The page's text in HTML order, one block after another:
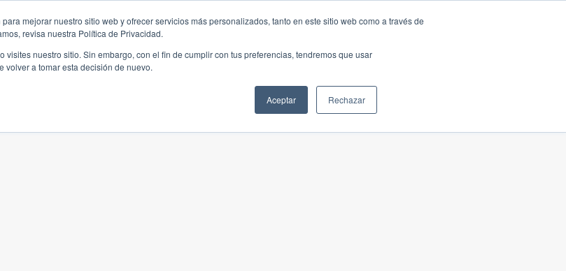
mejorar nuestro sitio web y ofrecer servicios más personalizados, tanto en este sitio web como a través de
revisa nuestra Política de Privacidad.
nuestro sitio. Sin embargo, con el fin de cumplir con tus preferencias, tendremos que usar
volver a tomar esta decisión de nuevo.
Aceptar Rechazar